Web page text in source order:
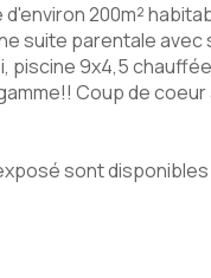
200m²
suite parentale avec
piscine 9x4,5
Coup de coeur
sont